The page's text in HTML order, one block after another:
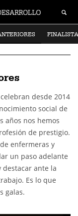
desde 2014
social de
años nos hemos
de prestigio.
enfermeras y
un paso adelante
ante la
Es lo que
galas.